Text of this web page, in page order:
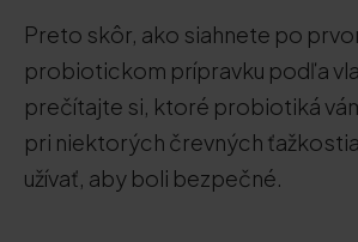
Preto skôr, ako siahnete po
probiotickom prípravku podľa
prečítajte si, ktoré probiotiká
pri niektorých črevných
užívať, aby boli bezpečné.